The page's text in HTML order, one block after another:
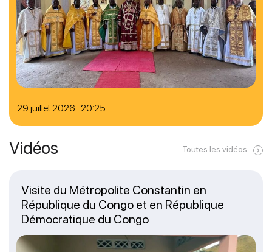
29 juillet 2026 20:25
Vidéos Toutes les vidéos
Visite du Métropolite Constantin en
République du Congo et en République
Démocratique du Congo